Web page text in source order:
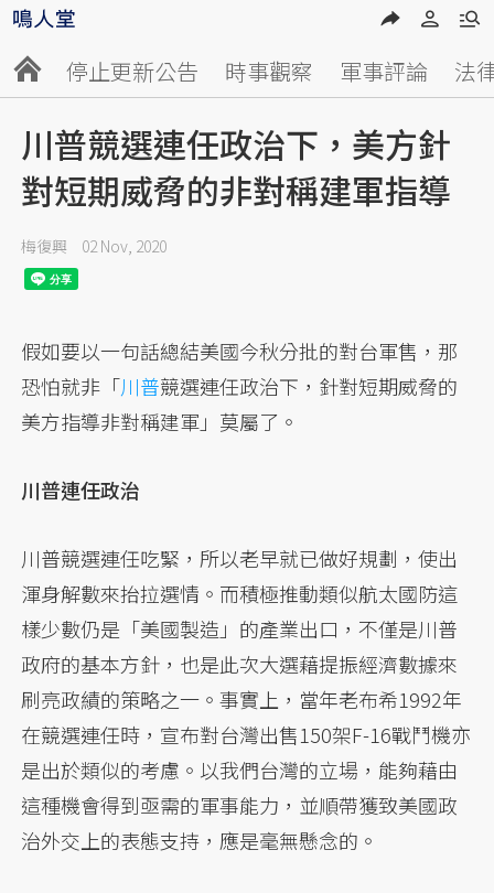
停止更新公告 時事觀察 軍事評論 法
川普競選連任政治下，美方針
對短期威脅的非對稱建軍指導
梅復興 02 Nov, 2020
假如要以一句話總結美國今秋分批的對台軍售，那
恐怕就非「川普競選連任政治下，針對短期威脅的
美方指導非對稱建軍」莫屬了。
川普連任政治
川普競選連任吃緊，所以老早就已做好規劃，使出
渾身解數來抬拉選情。而積極推動類似航太國防這
樣少數仍是「美國製造」的產業出口，不僅是川普
政府的基本方針，也是此次大選藉提振經濟數據來
刷亮政績的策略之一。事實上，當年老布希1992年
在競選連任時，宣布對台灣出售150架F-16戰鬥機亦
是出於類似的考慮。以我們台灣的立場，能夠藉由
這種機會得到亟需的軍事能力，並順帶獲致美國政
治外交上的表態支持，應是毫無懸念的。